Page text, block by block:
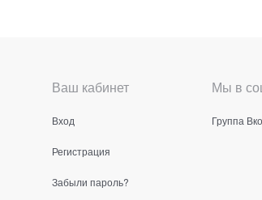
Ваш кабинет
Вход
Регистрация
Забыли пароль?
Мы в
Группа